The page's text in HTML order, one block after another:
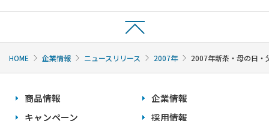
HOME 企業情報 ニュースリリース 2007年 2007年新茶・母の日・
商品情報
キャンペーン
企業情報
採用情報